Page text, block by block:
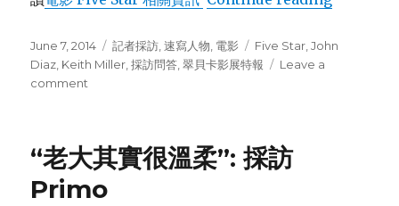
Posted
on
June 7, 2014 Categories
記者採訪 ,速寫人物 電影 Tags
Five Star ,John
Diaz Keith Miller ,採訪問答 ,翠貝卡影展特報
Leave a
comment
生
代
小
“老大其實很溫柔”: 採訪
Primo